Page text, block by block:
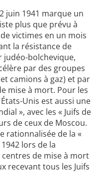
juin 1941 marque un
plus que prévu à
victimes en un mois
la résistance de
judéo-bolchevique,
par des groupes
camions à gaz) et par
mise à mort. Pour les
Unis est aussi une
», avec les « Juifs de
de ceux de Moscou.
rationnalisée de la «
lors de la
centres de mise à mort
recevant tous les Juifs